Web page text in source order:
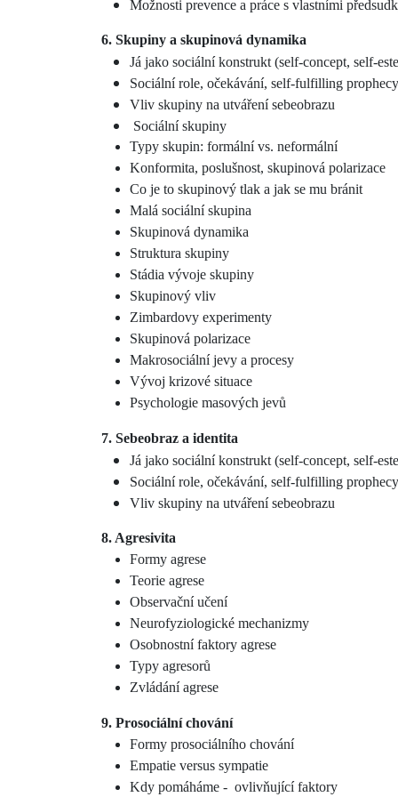
Možnosti prevence a práce s vlastními
6. Skupiny a skupinová dynamika
Já jako sociální konstrukt (self-concept, self-
Sociální role, očekávání, self-fulfilling prophecy
Vliv skupiny na utváření sebeobrazu
Sociální skupiny
Typy skupin: formální vs. neformální
Konformita, poslušnost, skupinová polarizace
Co je to skupinový tlak a jak se mu bránit
Malá sociální skupina
Skupinová dynamika
Struktura skupiny
Stádia vývoje skupiny
Skupinový vliv
Zimbardovy experimenty
Skupinová polarizace
Makrosociální jevy a procesy
Vývoj krizové situace
Psychologie masových jevů
7. Sebeobraz a identita
Já jako sociální konstrukt (self-concept, self-
Sociální role, očekávání, self-fulfilling prophecy
Vliv skupiny na utváření sebeobrazu
8. Agresivita
Formy agrese
Teorie agrese
Observační učení
Neurofyziologické mechanizmy
Osobnostní faktory agrese
Typy agresorů
Zvládání agrese
9. Prosociální chování
Formy prosociálního chování
Empatie versus sympatie
Kdy pomáháme - ovlivňující faktory